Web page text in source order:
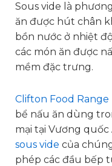
Sous vide là
ăn được hút chân
bồn nước ở nhiệt
các món ăn được
mềm đặc trưng.
Clifton Food Range
bể nấu ăn dùng
mại tại Vương
sous vide của
phép các đầu bếp